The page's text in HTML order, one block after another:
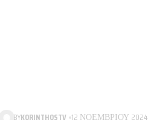
BYKORINTHOSTV 12 ΝΟΕΜΒΡΊΟΥ 2024